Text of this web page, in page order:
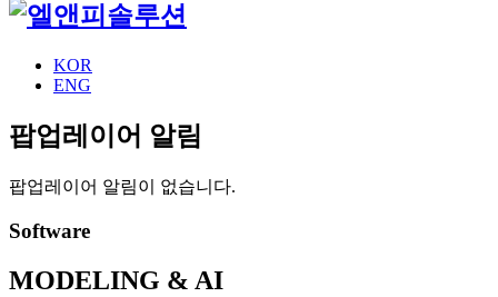
KOR
ENG
팝업레이어 알림
팝업레이어 알림이 없습니다.
Software
MODELING & AI